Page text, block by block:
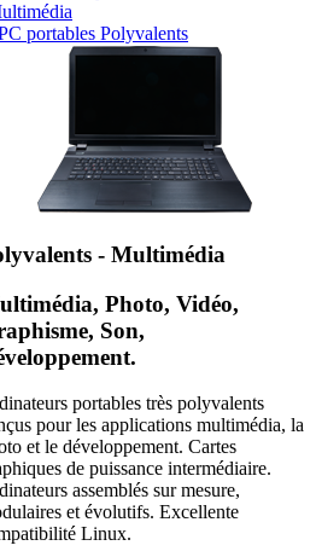
portables Polyvalents
- Multimédia
Photo, Vidéo,
Son,
portables très polyvalents
pour les applications multimédia, la
et le développement. Cartes
de puissance intermédiaire.
assemblés sur mesure,
et évolutifs. Excellente
Linux.